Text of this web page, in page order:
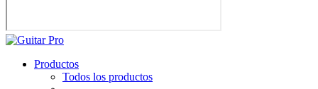
Productos
Todos los productos